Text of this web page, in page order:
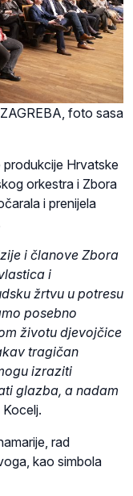
foto sasa
Hrvatske
orkestra i Zbora
i prenijela
i članove Zbora
i
žrtvu u potresu
posebno
životu djevojčice
tragičan
izraziti
glazba, a nadam
rad
kao simbola